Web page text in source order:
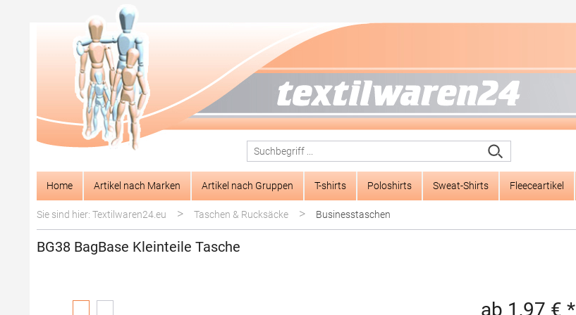
Zur Hauptnavigation springen
Home Artikel nach Marken Artikel nach Gruppen T-shirts Poloshirts Sweat-Shirts Fleeceartikel
Sie sind hier: Textilwaren24.eu > Taschen & Rucksäcke > Businesstaschen
BG38 BagBase Kleinteile Tasche
ab 1,97 € *